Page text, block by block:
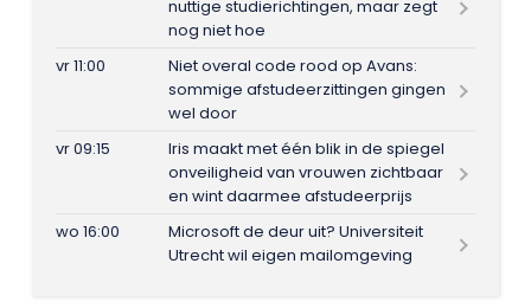
nuttige studierichtingen, maar zegt
nog niet hoe
vr 11:00
Niet overal code rood op Avans:
sommige afstudeerzittingen gingen
wel door
vr 09:15
Iris maakt met één blik in de spiegel
onveiligheid van vrouwen zichtbaar
en wint daarmee afstudeerprijs
wo 16:00
Microsoft de deur uit? Universiteit
Utrecht wil eigen mailomgeving